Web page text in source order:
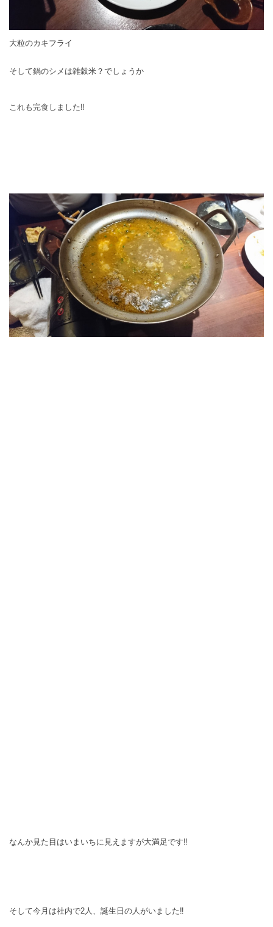
大粒のカキフライ
そして鍋のシメは雑穀米？でしょうか
これも完食しました‼
なんか見た目はいまいちに見えますが大満足です‼
そして今月は社内で2人、誕生日の人がいました‼